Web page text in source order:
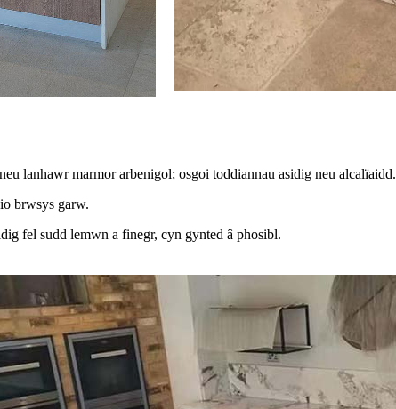
lanhawr marmor arbenigol; osgoi toddiannau asidig neu alcalïaidd.
brwsys garw.
fel sudd lemwn a finegr, cyn gynted â phosibl.